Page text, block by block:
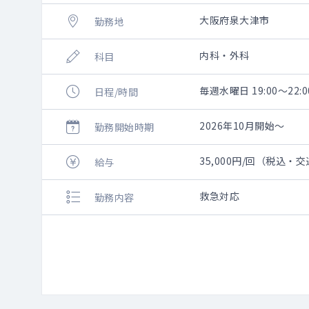
勤務地 大阪府泉大津市
科目 内科・外科
日程/時間 毎週水曜日 19:00～
勤務開始時期 2026年10月開始～
給与 35,000円/回（税込・交
勤務内容 救急対応